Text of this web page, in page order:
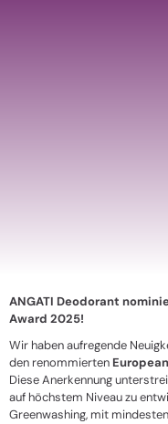
ANGATI Deodorant
Award 2025!
Wir haben aufregende
den renommierten
Diese Anerkennung
auf höchstem Niveau zu
Greenwashing, mit